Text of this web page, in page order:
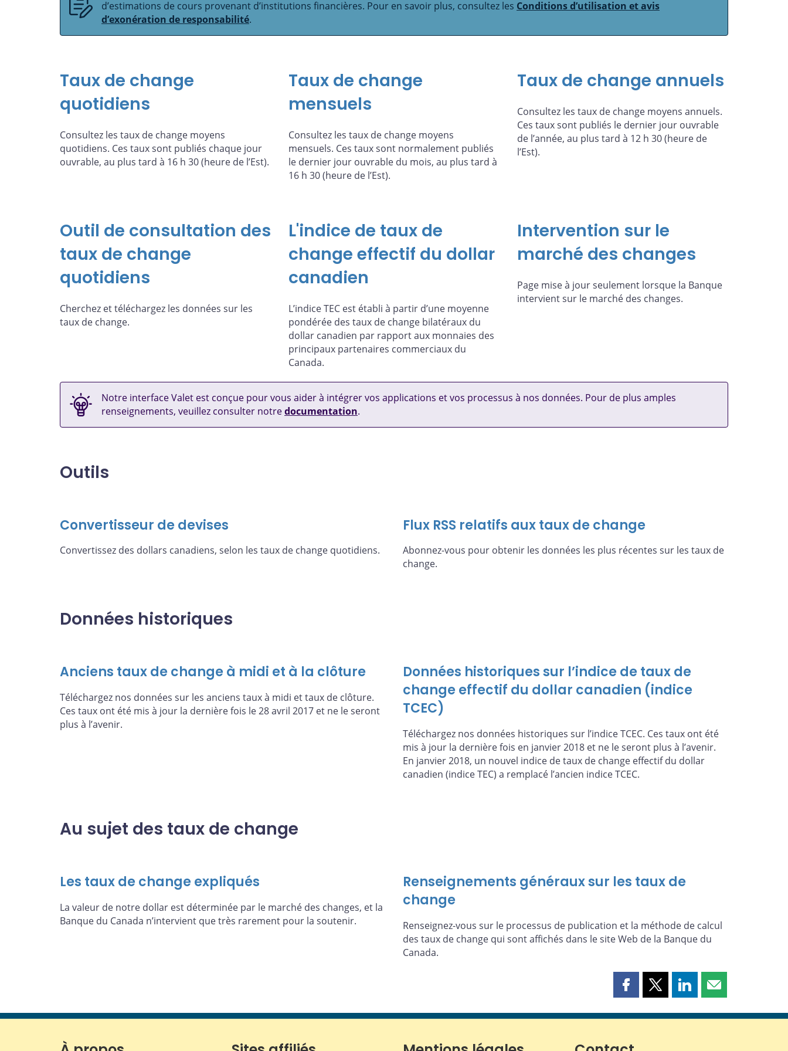
d’estimations de cours provenant d’institutions financières. Pour en savoir plus, consultez les Conditions d’utilisation et avis
d’exonération de responsabilité.
Taux de change
quotidiens
Consultez les taux de change moyens
quotidiens. Ces taux sont publiés chaque jour
ouvrable, au plus tard à 16 h 30 (heure de l’Est).
Taux de change
mensuels
Consultez les taux de change moyens
mensuels. Ces taux sont normalement publiés
le dernier jour ouvrable du mois, au plus tard à
16 h 30 (heure de l’Est).
Taux de change annuels
Consultez les taux de change moyens annuels.
Ces taux sont publiés le dernier jour ouvrable
de l’année, au plus tard à 12 h 30 (heure de
l’Est).
Outil de consultation des
taux de change
quotidiens
Cherchez et téléchargez les données sur les
taux de change.
L'indice de taux de
change effectif du dollar
canadien
L’indice TEC est établi à partir d’une moyenne
pondérée des taux de change bilatéraux du
dollar canadien par rapport aux monnaies des
principaux partenaires commerciaux du
Canada.
Intervention sur le
marché des changes
Page mise à jour seulement lorsque la Banque
intervient sur le marché des changes.
Notre interface Valet est conçue pour vous aider à intégrer vos applications et vos processus à nos données. Pour de plus amples
renseignements, veuillez consulter notredocumentation.
Outils
Convertisseur de devises
Convertissez des dollars canadiens, selon les taux de change quotidiens.
Flux RSS relatifs aux taux de change
Abonnez-vous pour obtenir les données les plus récentes sur les taux de
change.
Données historiques
Anciens taux de change à midi et à la clôture
Téléchargez nos données sur les anciens taux à midi et taux de clôture.
Ces taux ont été mis à jour la dernière fois le 28 avril 2017 et ne le seront
plus à l’avenir.
Données historiques sur l’indice de taux de
change effectif du dollar canadien (indice
TCEC)
Téléchargez nos données historiques sur l’indice TCEC. Ces taux ont été
mis à jour la dernière fois en janvier 2018 et ne le seront plus à l’avenir.
En janvier 2018, un nouvel indice de taux de change effectif du dollar
canadien (indice TEC) a remplacé l’ancien indice TCEC.
Au sujet des taux de change
Les taux de change expliqués
La valeur de notre dollar est déterminée par le marché des changes, et la
Banque du Canada n’intervient que très rarement pour la soutenir.
Renseignements généraux sur les taux de
change
Renseignez-vous sur le processus de publication et la méthode de calcul
des taux de change qui sont affichés dans le site Web de la Banque du
Canada.
Partager
page
Facebook
Partager
page
Partager
page
Partager
page